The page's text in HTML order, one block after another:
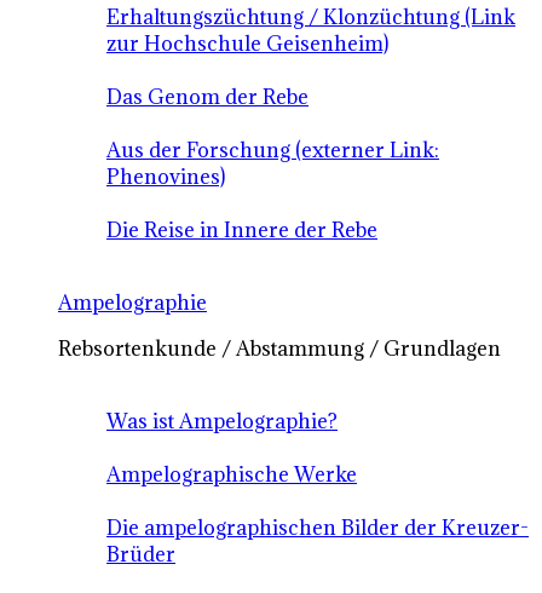
Erhaltungszüchtung / Klonzüchtung (Link
zur Hochschule Geisenheim)
Das Genom der Rebe
Aus der Forschung (externer Link:
Phenovines)
Die Reise in Innere der Rebe
Ampelographie
Rebsortenkunde / Abstammung / Grundlagen
Was ist Ampelographie?
Ampelographische Werke
Die ampelographischen Bilder der Kreuzer-
Brüder